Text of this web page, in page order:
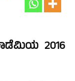
2016